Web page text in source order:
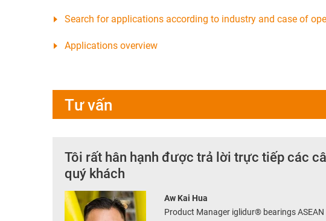
Search for applications according to industry and case of
Applications overview
Tư vấn
Tôi rất hân hạnh được trả lời trực tiếp các
quý khách
Aw Kai Hua
Product Manager iglidur® bearings ASEAN